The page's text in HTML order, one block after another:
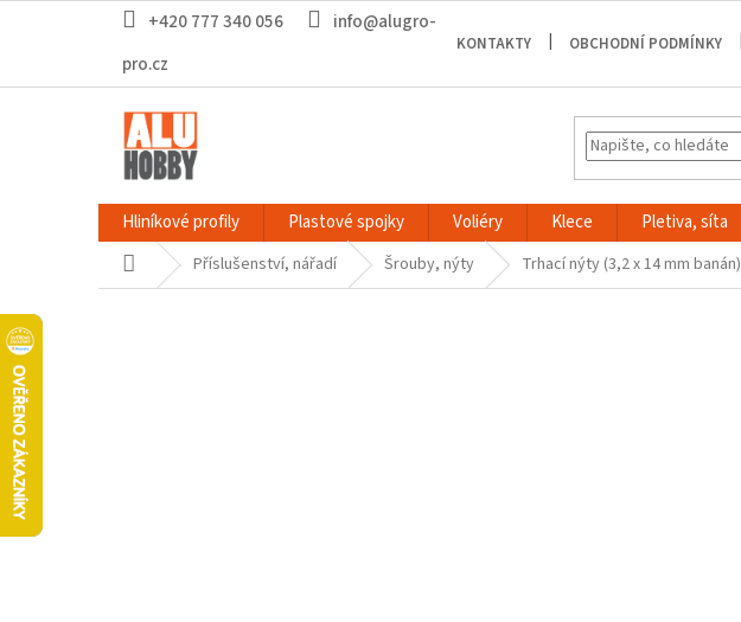
+420 777 340 056
info@alugro-
pro.cz
KONTAKTY OBCHODNÍ PODMÍNKY
Hliníkové profily Plastové spojky Voliéry Klece Pletiva, síta
Domů Příslušenství, nářadí Šrouby, nýty Trhací nýty (3,2 x 14 mm banán)